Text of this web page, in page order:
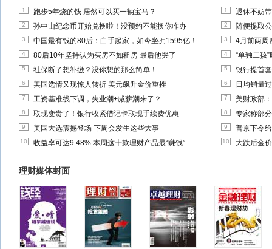
1 跑步5年烧的钱 居然可以买一辆宝马？
2 孙中山纪念币开始兑换啦！没预约不能换你咋办
3 中国最有钱的80后：白手起家，如今坐拥1595亿！
4 80后10年坚持认为买房不如租房 最后他哭了
5 社保断了想补缴？没你想的那么简单！
6 美国选情又现惊人转折 美元飙升金价重挫
7 工资基准线下调，失业潮+减薪潮来了？
8 取现变贵了！银行收紧借记卡取现手续费优惠
9 美国大选震撼登场 下周会发生这些大事
10 收益率可达9.48% 本周这十款理财产品最“赚钱”
1 退休不妨
2 随便提取
3 4月前两周
4 “单独二孩
5 银行提首
6 日均销量
7 美财政部
8 专家称部
9 普京下令
10 大跌后金
理财媒体封面